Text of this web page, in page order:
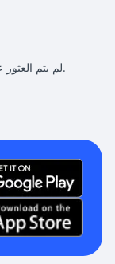
لم يتم العثور على مقالات مطابقة للبحث الذي تم تحديده.